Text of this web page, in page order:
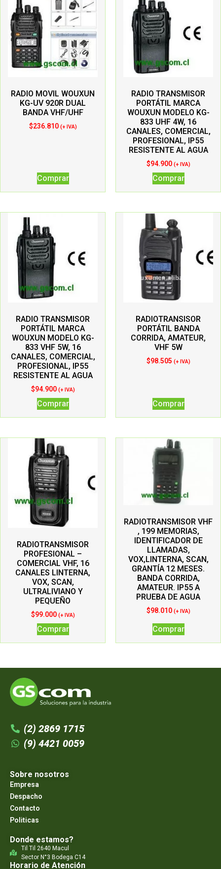
RADIO MOVIL WOUXUN
KG-UV 920R DUAL
BANDA VHF/UHF
$236.810 (+ IVA)
Comprar
RADIO TRANSMISOR
PORTÁTIL MARCA
WOUXUN MODELO KG-
833 UHF 4W, 16
CANALES, COMERCIAL,
PROFESIONAL, IP55
RESISTENTE AL AGUA
$94.900 (+ IVA)
Comprar
RADIO TRANSMISOR
PORTÁTIL MARCA
WOUXUN MODELO KG-
833 VHF 5W, 16
CANALES, COMERCIAL,
PROFESIONAL, IP55
RESISTENTE AL AGUA
$94.900 (+ IVA)
Comprar
RADIOTRANSISOR
PORTÁTIL BANDA
CORRIDA, AMATEUR,
VHF 5W
$98.505 (+ IVA)
Comprar
RADIOTRANSMISOR
PROFESIONAL –
COMERCIAL VHF, 16
CANALES LINTERNA,
VOX, SCAN,
ULTRALIVIANO Y
PEQUEÑO
$99.000 (+ IVA)
Comprar
RADIOTRANSMISOR VHF
, 199 MEMORIAS,
IDENTIFICADOR DE
LLAMADAS,
VOX,LINTERNA, SCAN,
GRANTÍA 12 MESES.
BANDA CORRIDA,
AMATEUR. IP55 A
PRUEBA DE AGUA
$98.010 (+ IVA)
Comprar
(2) 2869 1715
(9) 4421 0059
Sobre nosotros
Empresa
Despacho
Contacto
Politicas
Donde estamos?
Til Til 2640 Macul
Sector N°3 Bodega C14
Horario de Atención